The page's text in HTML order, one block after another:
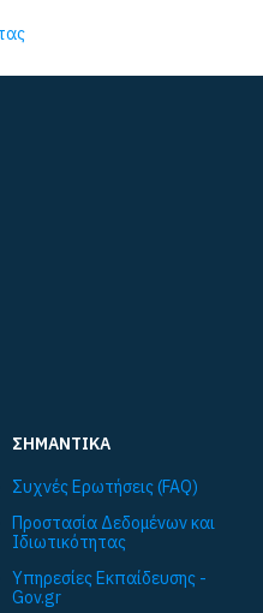
ΣΗΜΑΝΤΙΚΑ
Συχνές Ερωτήσεις (FAQ)
Προστασία Δεδομένων και
Ιδιωτικότητας
Υπηρεσίες Εκπαίδευσης -
Gov.gr